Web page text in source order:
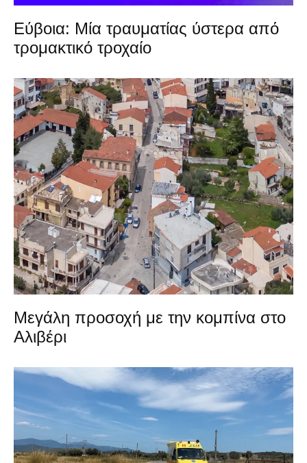
Εύβοια: Μία τραυματίας ύστερα από
τρομακτικό τροχαίο
Μεγάλη προσοχή με την κομπίνα στο
Αλιβέρι